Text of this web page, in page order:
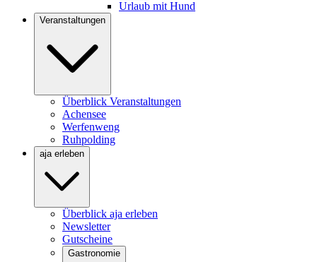
Urlaub mit Hund
Veranstaltungen
Überblick Veranstaltungen
Achensee
Werfenweng
Ruhpolding
aja erleben
Überblick aja erleben
Newsletter
Gutscheine
Gastronomie